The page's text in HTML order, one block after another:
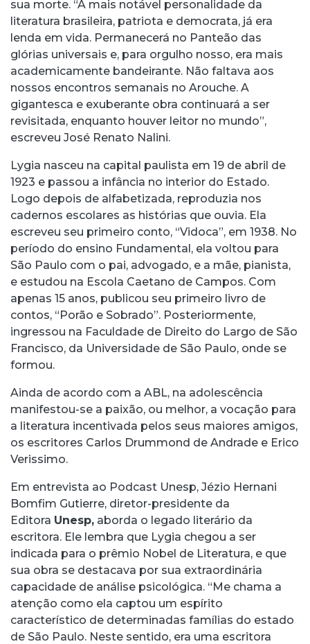
sua morte. “A mais notável personalidade da
literatura brasileira, patriota e democrata, já era
lenda em vida. Permanecerá no Panteão das
glórias universais e, para orgulho nosso, era mais
academicamente bandeirante. Não faltava aos
nossos encontros semanais no Arouche. A
gigantesca e exuberante obra continuará a ser
revisitada, enquanto houver leitor no mundo”,
escreveu José Renato Nalini.
Lygia nasceu na capital paulista em 19 de abril de
1923 e passou a infância no interior do Estado.
Logo depois de alfabetizada, reproduzia nos
cadernos escolares as histórias que ouvia. Ela
escreveu seu primeiro conto, “Vidoca”, em 1938. No
período do ensino Fundamental, ela voltou para
São Paulo com o pai, advogado, e a mãe, pianista,
e estudou na Escola Caetano de Campos. Com
apenas 15 anos, publicou seu primeiro livro de
contos, “Porão e Sobrado”. Posteriormente,
ingressou na Faculdade de Direito do Largo de São
Francisco, da Universidade de São Paulo, onde se
formou.
Ainda de acordo com a ABL, na adolescência
manifestou-se a paixão, ou melhor, a vocação para
a literatura incentivada pelos seus maiores amigos,
os escritores Carlos Drummond de Andrade e Erico
Verissimo.
Em entrevista ao Podcast Unesp, Jézio Hernani
Bomfim Gutierre, diretor-presidente da
Editora Unesp, aborda o legado literário da
escritora. Ele lembra que Lygia chegou a ser
indicada para o prêmio Nobel de Literatura, e que
sua obra se destacava por sua extraordinária
capacidade de análise psicológica. “Me chama a
atenção como ela captou um espírito
característico de determinadas famílias do estado
de São Paulo. Neste sentido, era uma escritora